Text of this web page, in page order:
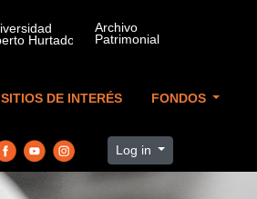
SITIOS DE INTERÉS FONDOS
Log in